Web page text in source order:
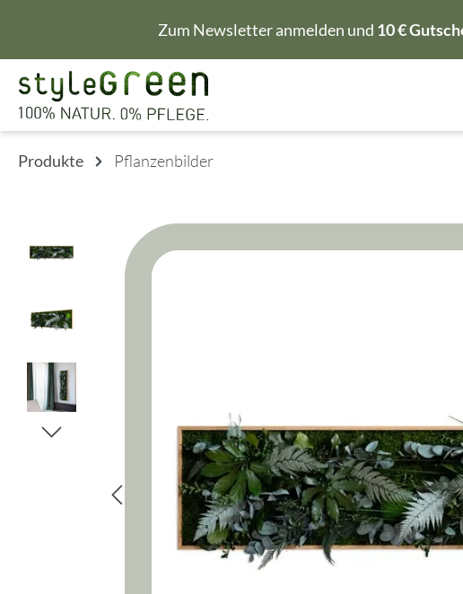
Hauptinhalt springen
Zur Hauptnavigation springenZum Newsletter anmelden und 10 €
Produkte Pflanzenbilder
Bildergalerie überspringen